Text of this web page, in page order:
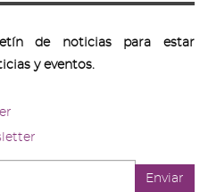
de noticias para estar
y eventos.
Enviar